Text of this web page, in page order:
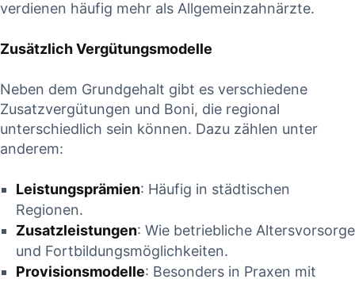
verdienen häufig mehr als Allgemeinzahnärzte.
Zusätzlich Vergütungsmodelle
Neben dem Grundgehalt gibt es verschiedene
Zusatzvergütungen und Boni, die ⁢regional
⁤unterschiedlich sein können. Dazu zählen unter
anderem:
Leistungsprämien: ‌Häufig in städtischen
Regionen.
Zusatzleistungen: Wie betriebliche⁣ Altersvorsorge
und⁢ Fortbildungsmöglichkeiten.
Provisionsmodelle: Besonders in⁢ Praxen mit